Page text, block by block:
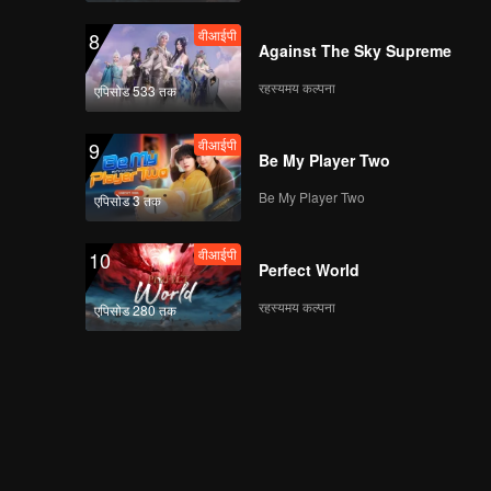
8
एपिसोड 533 तक
वीआईपी
Against The Sky Supreme
रहस्यमय कल्पना
9
एपिसोड 3 तक
वीआईपी
Be My Player Two
Be My Player Two
10
एपिसोड 280 तक
वीआईपी
Perfect World
रहस्यमय कल्पना